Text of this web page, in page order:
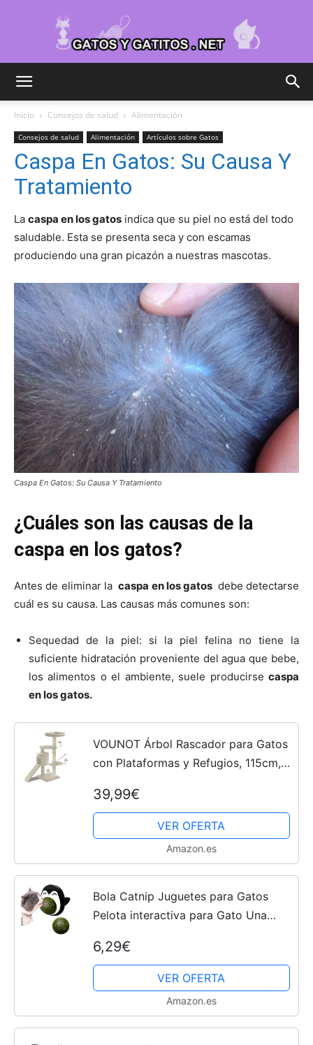
–
Razas
Gatos
Inicio Consejos de salud Alimentación
Consejos de salud Alimentación Artículos sobre Gatos
Caspa En Gatos: Su Causa Y
Tratamiento
La caspa en los gatos indica que su piel no está del todo
saludable. Esta se presenta seca y con escamas
produciendo una gran picazón a nuestras mascotas.
Caspa En Gatos: Su Causa Y Tratamiento
¿Cuáles son las causas de la
caspa en los gatos?
Antes de eliminar lacaspa en los gatos debe detectarse
cuál es su causa. Las causas más comunes son:
Sequedad de la piel: si la piel felina no tiene la
suficiente hidratación proveniente del agua que bebe,
los alimentos o el ambiente, suele producirse caspa
en los gatos.
VOUNOT Árbol Rascador para Gatos
con Plataformas y Refugios, 115cm,
39,99€
VER OFERTA
Amazon.es
Bola Catnip Juguetes para Gatos
Pelota interactiva para Gato Una
con Tapa de Almacenamiento y 1
Bola de Hierba gatera...
6,29€
VER OFERTA
Amazon.es